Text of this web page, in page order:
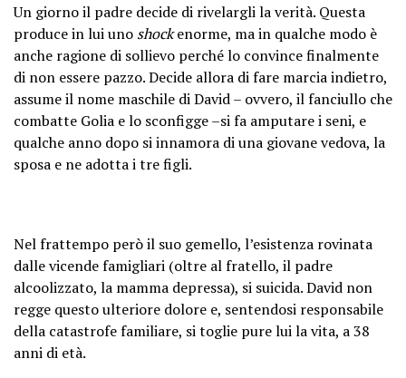
Un giorno il padre decide di rivelargli la verità. Questa
produce in lui uno shockenorme, ma in qualche modo è
anche ragione di sollievo perché lo convince finalmente
di non essere pazzo. Decide allora di fare marcia indietro,
assume il nome maschile di David – ovvero, il fanciullo che
combatte Golia e lo sconfigge –si fa amputare i seni, e
qualche anno dopo si innamora di una giovane vedova, la
sposa e ne adotta i tre figli.
Nel frattempo però il suo gemello, l’esistenza rovinata
dalle vicende famigliari (oltre al fratello, il padre
alcoolizzato, la mamma depressa), si suicida. David non
regge questo ulteriore dolore e, sentendosi responsabile
della catastrofe familiare, si toglie pure lui la vita, a 38
anni di età.